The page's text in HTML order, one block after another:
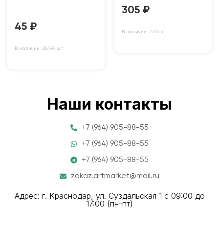
45 ₽
В наличии: 26496 шт
305 ₽
В наличии: 2773 шт
Наши контакты
+7 (964) 905-88-55
+7 (964) 905-88-55
+7 (964) 905-88-55
zakaz.artmarket@mail.ru
Адрес: г. Краснодар, ул. Суздальская 1 с 09:00 до
17:00 (пн-пт)